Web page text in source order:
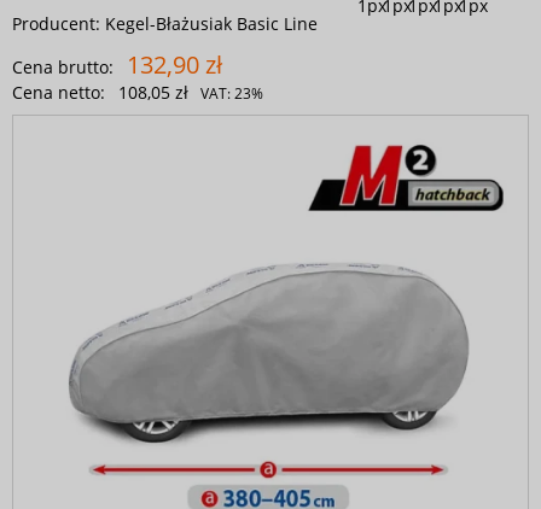
Producent: Kegel-Błażusiak Basic Line
Cena brutto:
132,90 zł
Cena netto: 108,05 zł VAT:23%